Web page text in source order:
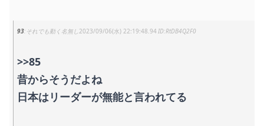
93 それでも動く名無し2023/09/06(水) 22:19:48.94 RtDB4Q2F0
>>85
昔からそうだよね
日本はリーダーが無能と言われてる